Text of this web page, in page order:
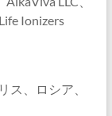
Ionizers
ス、ロシア、